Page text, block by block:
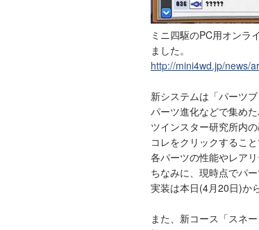
ミニ四駆のPC用オンラ
ました。
http://mini4wd.jp/news/
新システムは「パーツブ
パーツ進化などで集め
ツインスター研究所内
コレをクリックするこ
各パーツの性能やレア
ちなみに、現時点でパ
実装は本日(4月20日)から
また、新コース「スネ